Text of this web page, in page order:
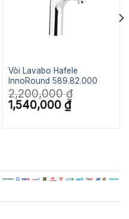
Vòi Lavabo Hafele
InnoRound 589.82.000
2,200,000₫
Giá
gốc
1,540,000 ₫Giá
hiện